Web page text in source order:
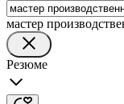
мастер
Резюме